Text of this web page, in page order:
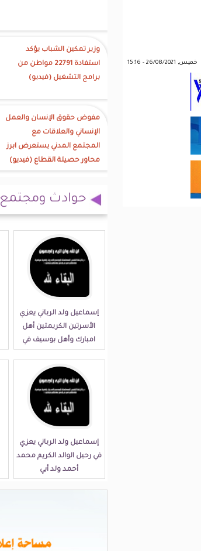
خميس, 26/08/2021 - 15:16
وزير تمكين الشباب يؤكد
استفادة 22791 مواطن من
برامج التشغيل (فيديو)
مفوض حقوق الإنسان والعمل
الإنساني والعلاقات مع
المجتمع المدني يستعرض ابرز
محاور حصيلة القطاع (فيديو)
حوادث ومجتمع
إسماعيل ولد الرباني يعزي
الأسرتين الكريمتين أهل
امبارك وأهل بوسيف في
إسماعيل ولد الرباني يعزي
في رحيل الوالد الكريم محمد
أحمد ولد أبي